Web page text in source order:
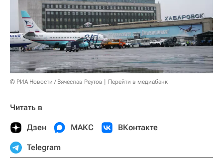
© РИА Новости / Вячеслав Реутов Перейти в медиабанк
Читать в
Дзен МАКС ВКонтакте
Telegram